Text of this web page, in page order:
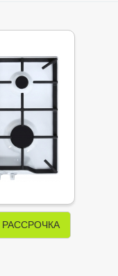
РАССРОЧКА